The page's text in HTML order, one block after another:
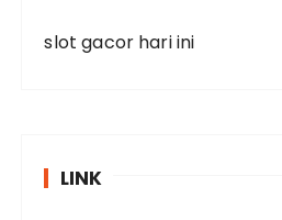
slot gacor hari ini
LINK